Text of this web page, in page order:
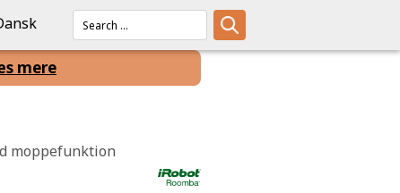
mere
moppefunktion